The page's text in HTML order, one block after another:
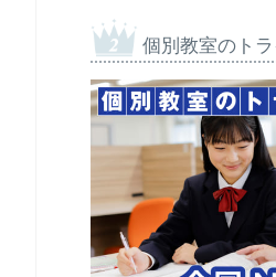
個別教室のトラ